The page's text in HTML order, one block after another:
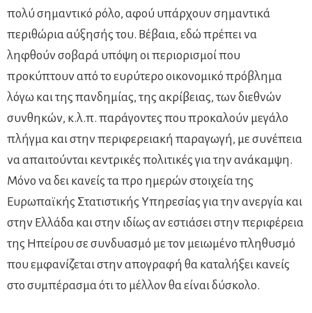
πολύ σημαντικό ρόλο, αφού υπάρχουν σημαντικά
περιθώρια αύξησής του. Βέβαια, εδώ πρέπει να
ληφθούν σοβαρά υπόψη οι περιορισμοί που
προκύπτουν από το ευρύτερο οικονομικό πρόβλημα
λόγω και της πανδημίας, της ακρίβειας, των διεθνών
συνθηκών, κ.λ.π. παράγοντες που προκαλούν μεγάλο
πλήγμα και στην περιφερειακή παραγωγή, µε συνέπεια
να απαιτούνται κεντρικές πολιτικές για την ανάκαμψη.
Μόνο να δει κανείς τα προ ημερών στοιχεία της
Ευρωπαϊκής Στατιστικής Υπηρεσίας για την ανεργία και
στην Ελλάδα και στην ιδίως αν εστιάσει στην περιφέρεια
της Ηπείρου σε συνδυασμό με τον μειωμένο πληθυσμό
που εμφανίζεται στην απογραφή θα καταλήξει κανείς
στο συμπέρασμα ότι το μέλλον θα είναι δύσκολο.